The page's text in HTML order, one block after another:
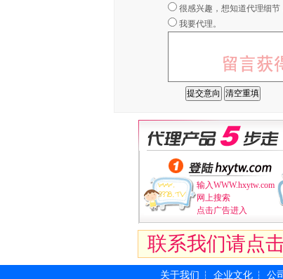
很感兴趣，想知道代理细节
我要代理。
输入WWW.hxytw.com
网上搜索
点击广告进入
联系我们请点
关于我们 ┆ 企业文化 ┆ 公